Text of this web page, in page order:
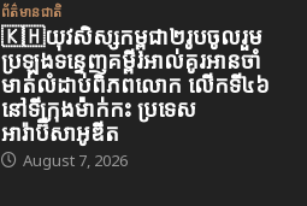
ព័ត៌មានជាតិ
🇰🇭យុវសិស្សកម្ពុជា២រូបចូលរួម
ប្រឡងទន្ទេញគម្ពីរអាល់គូរអានចាំ
មាត់លំដាប់ពិភពលោក លើកទី៤៦
នៅទីក្រុងម៉ាក់កះ ប្រទេស
អារ៉ាប៊ីសាអូឌីត
August 7, 2026